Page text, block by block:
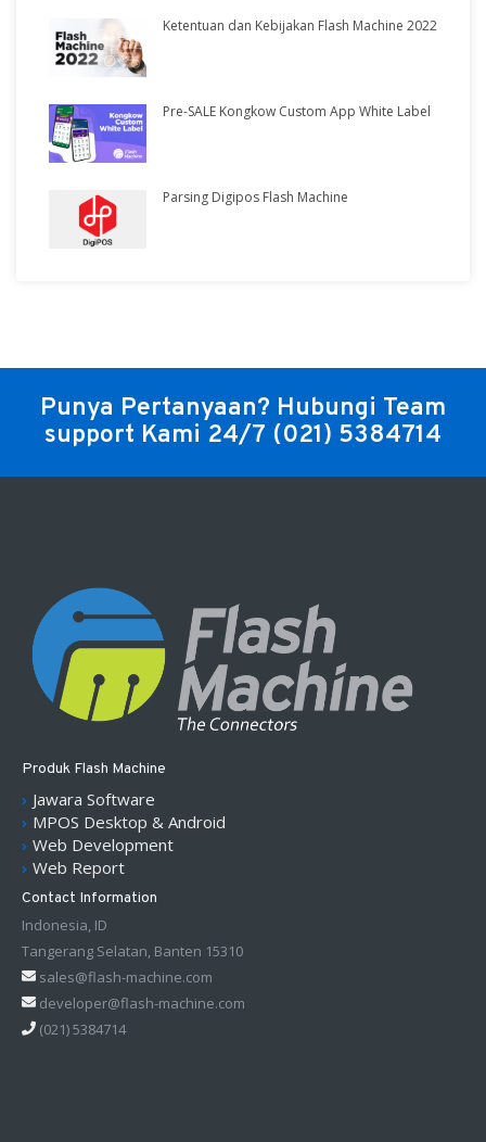
Ketentuan dan Kebijakan Flash Machine 2022
Pre-SALE Kongkow Custom App White Label
Parsing Digipos Flash Machine
Punya Pertanyaan? Hubungi Team
support Kami 24/7 (021) 5384714
Produk Flash Machine
Jawara Software
MPOS Desktop & Android
Web Development
Web Report
Contact Information
Indonesia, ID
Tangerang Selatan, Banten 15310
sales@flash-machine.com
developer@flash-machine.com
(021) 5384714